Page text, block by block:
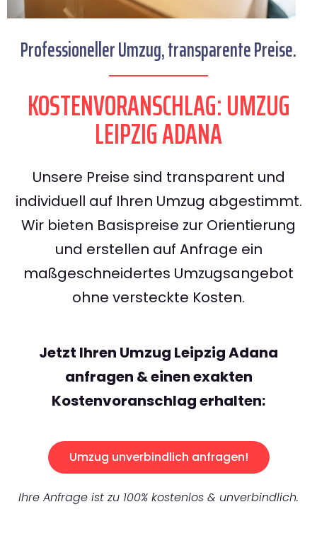
Professioneller Umzug, transparente Preise.
KOSTENVORANSCHLAG: UMZUG
LEIPZIG ADANA
Unsere Preise sind transparent und
individuell auf Ihren Umzug abgestimmt.
Wir bieten Basispreise zur Orientierung
und erstellen auf Anfrage ein
maßgeschneidertes Umzugsangebot
ohne versteckte Kosten.
Jetzt Ihren Umzug Leipzig Adana
anfragen & einen exakten
Kostenvoranschlag erhalten:
Umzug unverbindlich anfragen!
Ihre Anfrage ist zu 100% kostenlos & unverbindlich.